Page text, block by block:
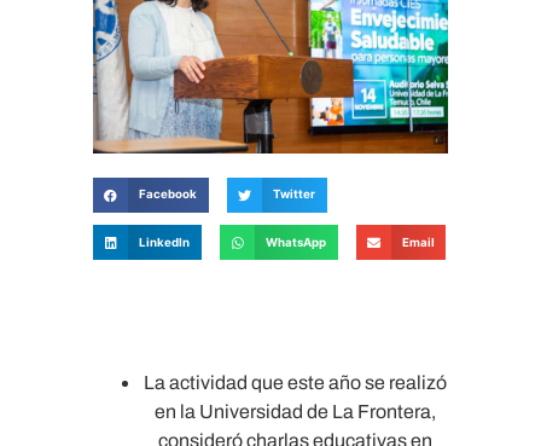
Facebook Twitter
LinkedIn WhatsApp Email
La actividad que este año se realizó
en la Universidad de La Frontera,
consideró charlas educativas en